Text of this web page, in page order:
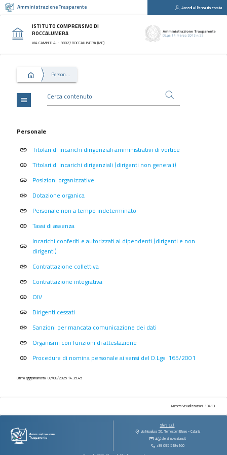
Amministrazione Trasparente Accedi all'area riservata
ISTITUTO COMPRENSIVO DI
ROCCALUMERA
VIA CAMINITI A. - 98027 ROCCALUMERA (ME)
Personale
Sezioni
Disposizioni
Generali
Consulenti
collaboratori
Bandi
concorso
Performance
Enti
controllati
Attività
procedimenti
Provvedimenti
Controlli
imprese
Bandi
di
e
contratti
Sovvenzioni
sussidi
Bilanci
Beni
immobili
menu
Personale
link Titolari di incarichi dirigenziali amministrativi di vertice
link Titolari di incarichi dirigenziali (dirigenti non generali)
link Posizioni organizzative
link Dotazione organica
link Personale non a tempo indeterminato
link Tassi di assenza
link
Incarichi conferiti e autorizzati ai dipendenti (dirigenti e non
dirigenti)
link Contrattazione collettiva
link Contrattazione integrativa
link OIV
link Dirigenti cessati
link Sanzioni per mancata comunicazione dei dati
link Organismi con funzioni di attestazione
link Procedure di nomina personale ai sensi del D.Lgs. 165/2001
Ultimo aggiornamento: 07/08/2025 14:35:45
Numero Visualizzazioni: 19413
Sfera s.r.l.
via Novaluce 50, Tremestieri Etneo - Catania
at@sferainnovazione.it
+39 095 5184160